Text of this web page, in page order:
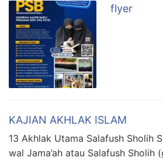
flyer
KAJIAN AKHLAK ISLAM
13 Akhlak Utama Salafush Sholih
wal Jama’ah atau Salafush Sholih